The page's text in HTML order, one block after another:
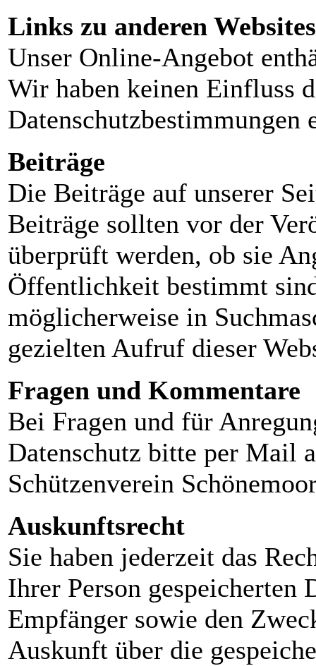
Links zu anderen Websites
Unser Online-Angebot
Wir haben keinen Einfluss
Datenschutzbestimmungen
Beiträge
Die Beiträge auf unserer
Beiträge sollten vor der
überprüft werden, ob sie
Öffentlichkeit bestimmt
möglicherweise in
gezielten Aufruf dieser
Fragen und Kommentare
Bei Fragen und für
Datenschutz bitte per Mail
Schützenverein
Auskunftsrecht
Sie haben jederzeit das
Ihrer Person gespeicherten
Empfänger sowie den
Auskunft über die